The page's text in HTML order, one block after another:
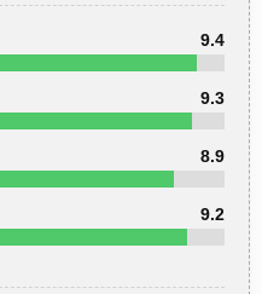
9.4
9.3
8.9
9.2